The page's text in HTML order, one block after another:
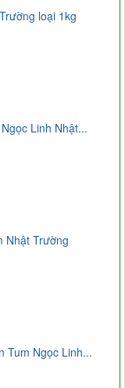
loại 1kg
Linh Nhật...
Nhật Trường
Tum Ngọc Linh...